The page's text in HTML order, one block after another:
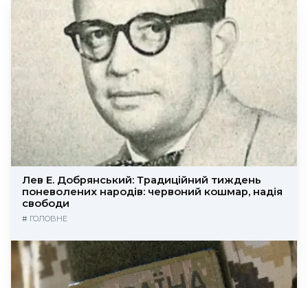
Лев Е. Добрянський: Традиційний тиждень
поневолених народів: червоний кошмар, надія
свободи
# ГОЛОВНЕ